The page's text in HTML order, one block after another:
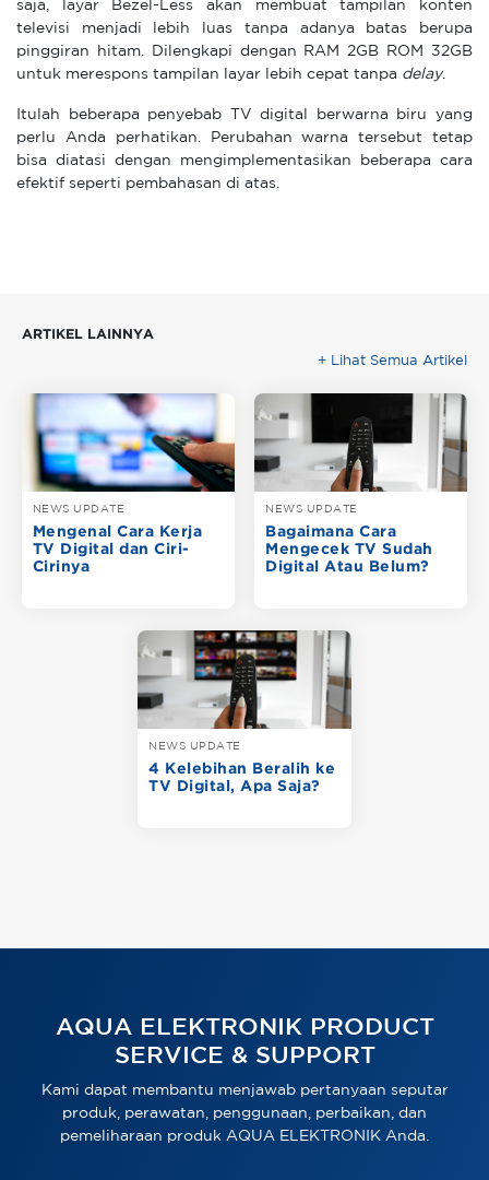
saja, layar Bezel-Less akan membuat tampilan konten
televisi menjadi lebih luas tanpa adanya batas berupa
pinggiran hitam. Dilengkapi dengan RAM 2GB ROM 32GB
untuk merespons tampilan layar lebih cepat tanpa delay.
Itulah beberapa penyebab TV digital berwarna biru yang
perlu Anda perhatikan. Perubahan warna tersebut tetap
bisa diatasi dengan mengimplementasikan beberapa cara
efektif seperti pembahasan di atas.
ARTIKEL LAINNYA
+ Lihat Semua Artikel
NEWS UPDATE
Mengenal Cara Kerja
TV Digital dan Ciri-
Cirinya
NEWS UPDATE
Bagaimana Cara
Mengecek TV Sudah
Digital Atau Belum?
NEWS UPDATE
4 Kelebihan Beralih ke
TV Digital, Apa Saja?
AQUA ELEKTRONIK PRODUCT
SERVICE & SUPPORT
Kami dapat membantu menjawab pertanyaan seputar
produk, perawatan, penggunaan, perbaikan, dan
pemeliharaan produk AQUA ELEKTRONIK Anda.